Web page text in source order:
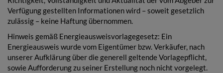
Verfügung gestellten Informationen wird – soweit gesetzlich
zulässig – keine Haftung übernommen.
Hinweis gemäß Energieausweisvorlagegesetz: Ein
Energieausweis wurde vom Eigentümer bzw. Verkäufer, nach
unserer Aufklärung über die generell geltende Vorlagepflicht,
sowie Aufforderung zu seiner Erstellung noch nicht vorgelegt.